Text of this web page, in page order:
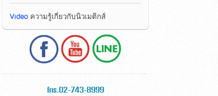
Videoความรู้เกี่ยวกับนิวเมติกส์
โทร.02-743-8999